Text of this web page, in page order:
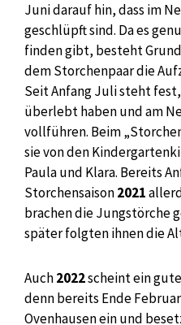
Juni darauf hin, dass im
geschlüpft sind. Da es
finden gibt, besteht
dem Storchenpaar die
Seit Anfang Juli steht
überlebt haben und am
vollführen. Beim
sie von den
Paula und Klara. Bereits
Storchensaison2021
brachen die Jungstörche
später folgten ihnen die
Auch2022scheint ein
denn bereits Ende
Ovenhausen ein und